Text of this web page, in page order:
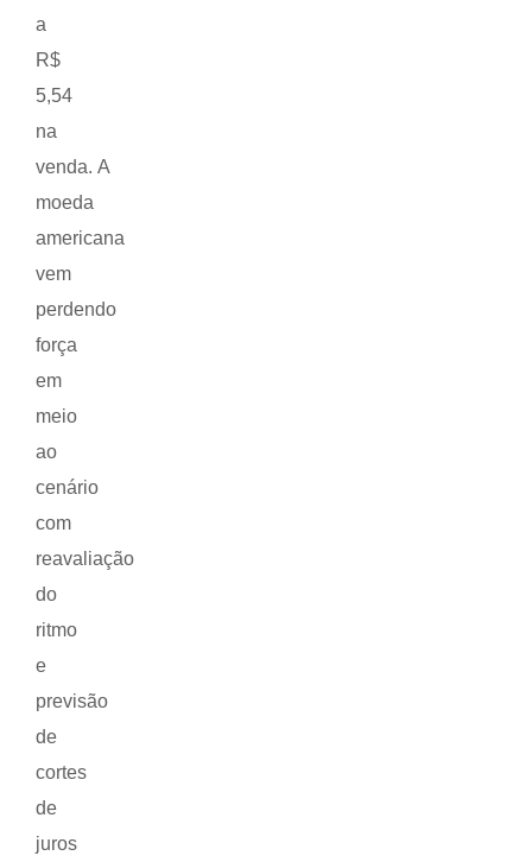
a
R$
5,54
na
venda. A
moeda
americana
vem
perdendo
força
em
meio
ao
cenário
com
reavaliação
do
ritmo
e
previsão
de
cortes
de
juros